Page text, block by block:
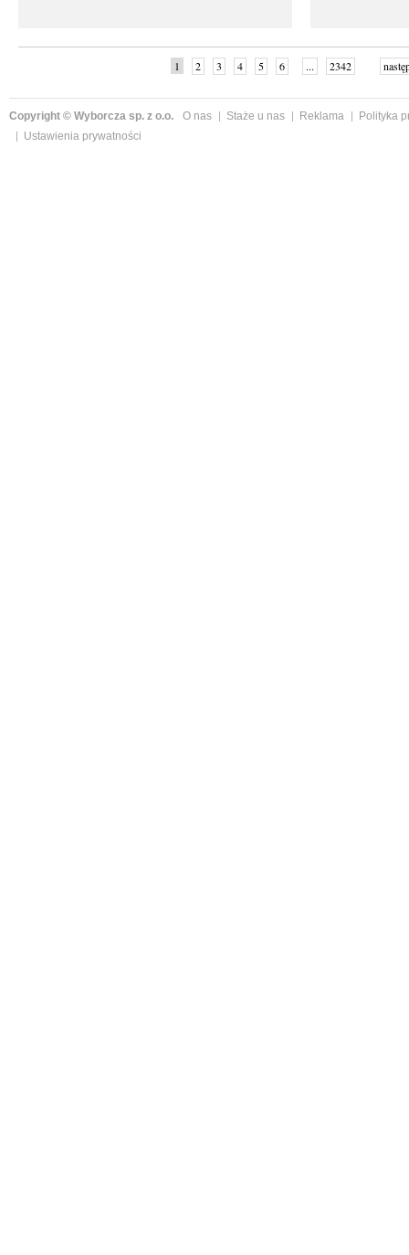
1 2 3 4 5 6 ... 2342
Copyright © Wyborcza sp. z o.o. O nas Staże u nas Reklama
Polityka
Ustawienia prywatności